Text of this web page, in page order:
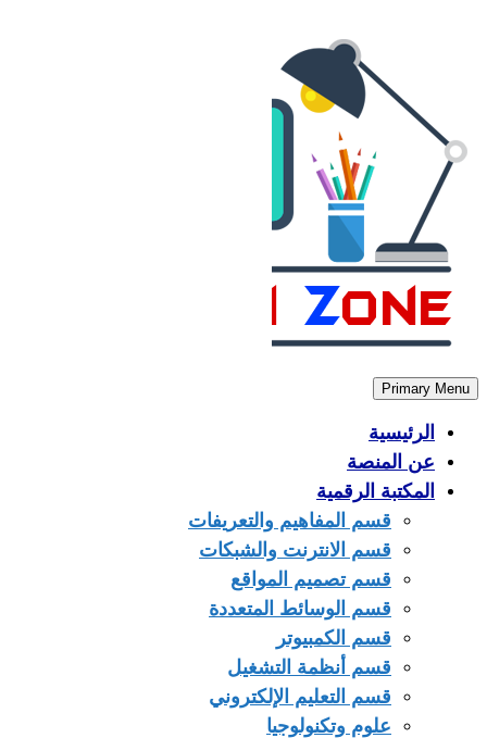
Primary Menu
الرئيسية
عن المنصة
المكتبة الرقمية
قسم المفاهيم والتعريفات
قسم الانترنت والشبكات
قسم تصميم المواقع
قسم الوسائط المتعددة
قسم الكمبيوتر
قسم أنظمة التشغيل
قسم التعليم الإلكتروني
علوم وتكنولوجيا